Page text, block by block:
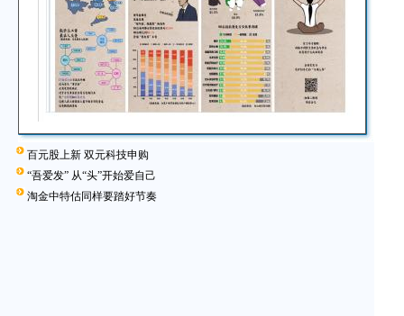
百元股上新 双元科技申购
“吾爱发” 从“头”开始爱自己
淘金中特估同样要踏好节奏